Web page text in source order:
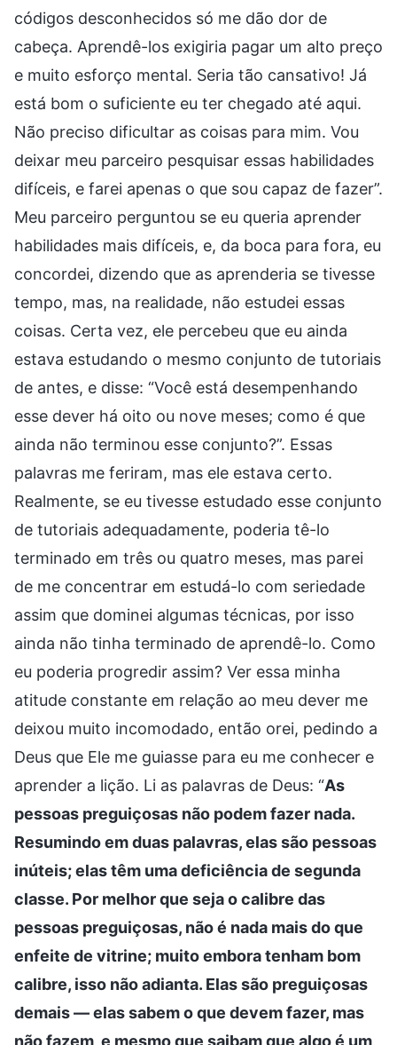
códigos desconhecidos só me dão dor de
cabeça. Aprendê-los exigiria pagar um alto preço
e muito esforço mental. Seria tão cansativo! Já
está bom o suficiente eu ter chegado até aqui.
Não preciso dificultar as coisas para mim. Vou
deixar meu parceiro pesquisar essas habilidades
difíceis, e farei apenas o que sou capaz de fazer”.
Meu parceiro perguntou se eu queria aprender
habilidades mais difíceis, e, da boca para fora, eu
concordei, dizendo que as aprenderia se tivesse
tempo, mas, na realidade, não estudei essas
coisas. Certa vez, ele percebeu que eu ainda
estava estudando o mesmo conjunto de tutoriais
de antes, e disse: “Você está desempenhando
esse dever há oito ou nove meses; como é que
ainda não terminou esse conjunto?”. Essas
palavras me feriram, mas ele estava certo.
Realmente, se eu tivesse estudado esse conjunto
de tutoriais adequadamente, poderia tê-lo
terminado em três ou quatro meses, mas parei
de me concentrar em estudá-lo com seriedade
assim que dominei algumas técnicas, por isso
ainda não tinha terminado de aprendê-lo. Como
eu poderia progredir assim? Ver essa minha
atitude constante em relação ao meu dever me
deixou muito incomodado, então orei, pedindo a
Deus que Ele me guiasse para eu me conhecer e
aprender a lição. Li as palavras de Deus: “As
pessoas preguiçosas não podem fazer nada.
Resumindo em duas palavras, elas são pessoas
inúteis; elas têm uma deficiência de segunda
classe. Por melhor que seja o calibre das
pessoas preguiçosas, não é nada mais do que
enfeite de vitrine; muito embora tenham bom
calibre, isso não adianta. Elas são preguiçosas
demais — elas sabem o que devem fazer, mas
não fazem, e mesmo que saibam que algo é um